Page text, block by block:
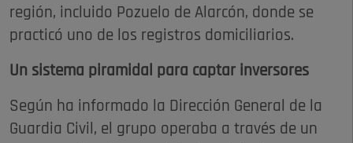
región, incluido Pozuelo de Alarcón, donde se
practicó uno de los registros domiciliarios.
Un sistema piramidal para captar inversores
Según ha informado la Dirección General de la
Guardia Civil, el grupo operaba a través de un